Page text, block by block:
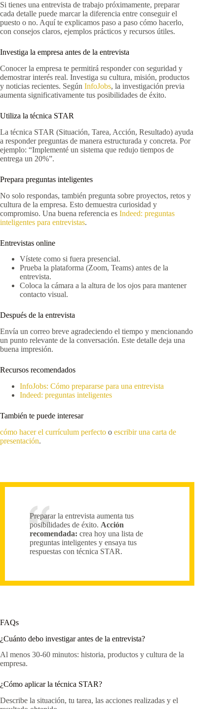
Si tienes una entrevista de trabajo próximamente, preparar
cada detalle puede marcar la diferencia entre conseguir el
puesto o no. Aquí te explicamos paso a paso cómo hacerlo,
con consejos claros, ejemplos prácticos y recursos útiles.
Investiga la empresa antes de la entrevista
Conocer la empresa te permitirá responder con seguridad y
demostrar interés real. Investiga su cultura, misión, productos
y noticias recientes. Según InfoJobs, la investigación previa
aumenta significativamente tus posibilidades de éxito.
Utiliza la técnica STAR
La técnica STAR (Situación, Tarea, Acción, Resultado) ayuda
a responder preguntas de manera estructurada y concreta. Por
ejemplo: “Implementé un sistema que redujo tiempos de
entrega un 20%”.
Prepara preguntas inteligentes
No solo respondas, también pregunta sobre proyectos, retos y
cultura de la empresa. Esto demuestra curiosidad y
compromiso. Una buena referencia es Indeed: preguntas
inteligentes para entrevistas.
Entrevistas online
Vístete como si fuera presencial.
Prueba la plataforma (Zoom, Teams) antes de la
entrevista.
Coloca la cámara a la altura de los ojos para mantener
contacto visual.
Después de la entrevista
Envía un correo breve agradeciendo el tiempo y mencionando
un punto relevante de la conversación. Este detalle deja una
buena impresión.
Recursos recomendados
InfoJobs: Cómo prepararse para una entrevista
Indeed: preguntas inteligentes
También te puede interesar
cómo hacer el currículum perfecto o escribir una carta de
presentación.
Preparar la entrevista aumenta tus
posibilidades de éxito. Acción
recomendada: crea hoy una lista de
preguntas inteligentes y ensaya tus
respuestas con técnica STAR.
FAQs
¿Cuánto debo investigar antes de la entrevista?
Al menos 30-60 minutos: historia, productos y cultura de la
empresa.
¿Cómo aplicar la técnica STAR?
Describe la situación, tu tarea, las acciones realizadas y el